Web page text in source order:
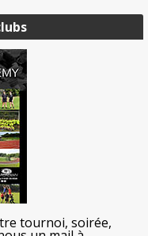
tournoi, soirée,